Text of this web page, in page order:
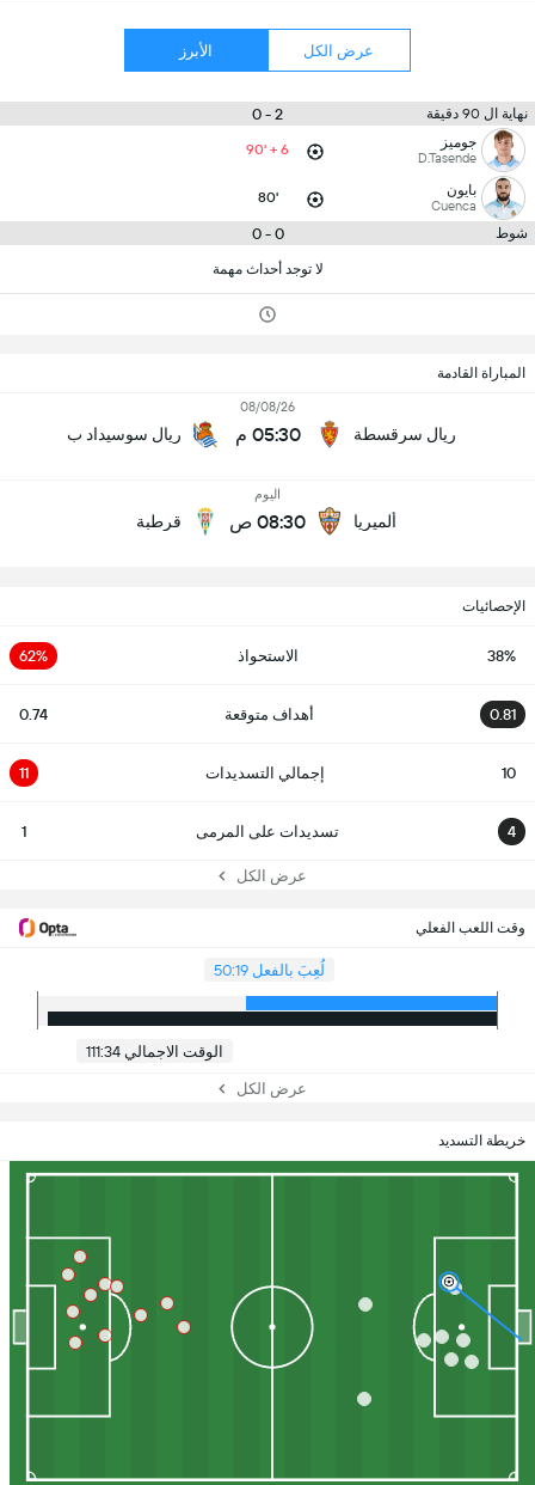
عرض الكل الأبرز
نهاية ال 90 دقيقة 2 - 0
جوميز
D.Tasende
90' + 6
بايون
Cuenca
80'
شوط 0 - 0
لا توجد أحداث مهمة
المباراة القادمة
ريال سرقسطة
08/08/26
05:30 م ريال سوسيداد ب
ألميريا
اليوم
08:30 ص قرطبة
الإحصائيات
38% الاستحواذ 62%
0.81 أهداف متوقعة 0.74
10 إجمالي التسديدات 11
4 تسديدات على المرمى 1
عرض الكل
وقت اللعب الفعلي
لُعِبَ بالفعل 50:19
الوقت الاجمالي 111:34
عرض الكل
خريطة التسديد